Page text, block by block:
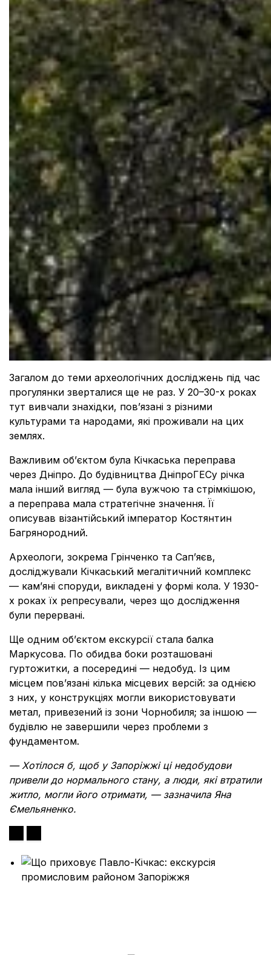
Загалом до теми археологічних досліджень під час
прогулянки зверталися ще не раз. У 20–30-х роках
тут вивчали знахідки, пов’язані з різними
культурами та народами, які проживали на цих
землях.
Важливим об’єктом була Кічкаська переправа
через Дніпро. До будівництва ДніпроГЕСу річка
мала інший вигляд — була вужчою та стрімкішою,
а переправа мала стратегічне значення. Її
описував візантійський імператор Костянтин
Багрянородний.
Археологи, зокрема Грінченко та Сап’яєв,
досліджували Кічкаський мегалітичний комплекс
— кам’яні споруди, викладені у формі кола. У 1930-
х роках їх репресували, через що дослідження
були перервані.
Ще одним обʼєктом екскурсії стала балка
Маркусова. По обидва боки розташовані
гуртожитки, а посередині — недобуд. Із цим
місцем пов’язані кілька місцевих версій: за однією
з них, у конструкціях могли використовувати
метал, привезений із зони Чорнобиля; за іншою —
будівлю не завершили через проблеми з
фундаментом.
— Хотілося б, щоб у Запоріжжі ці недобудови
привели до нормального стану, а люди, які втратили
житло, могли його отримати, — зазначила Яна
Ємельяненко.